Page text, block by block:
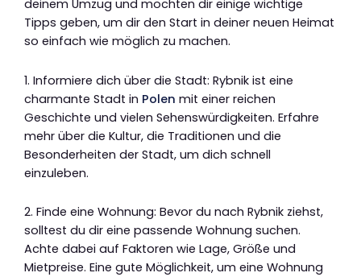
deinem Umzug und möchten dir einige wichtige
Tipps geben, um dir den Start in deiner neuen Heimat
so einfach wie möglich zu machen.
1. Informiere dich über die Stadt: Rybnik ist eine
charmante Stadt in Polen mit einer reichen
Geschichte und vielen Sehenswürdigkeiten. Erfahre
mehr über die Kultur, die Traditionen und die
Besonderheiten der Stadt, um dich schnell
einzuleben.
2. Finde eine Wohnung: Bevor du nach Rybnik ziehst,
solltest du dir eine passende Wohnung suchen.
Achte dabei auf Faktoren wie Lage, Größe und
Mietpreise. Eine gute Möglichkeit, um eine Wohnung